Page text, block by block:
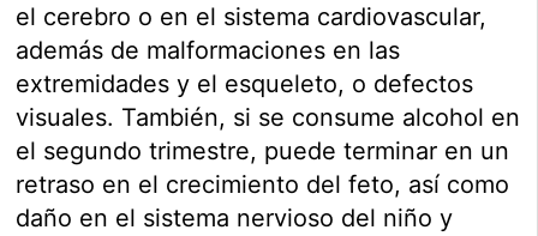
el cerebro o en el sistema cardiovascular,
además de malformaciones en las
extremidades y el esqueleto, o defectos
visuales. También, si se consume alcohol en
el segundo trimestre, puede terminar en un
retraso en el crecimiento del feto, así como
daño en el sistema nervioso del niño y